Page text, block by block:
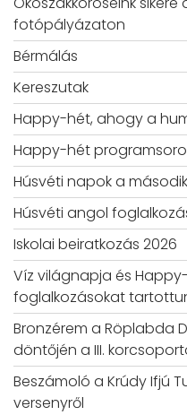
fotópályázaton
Bérmálás
Kereszutak
Happy-hét, ahogy a
Happy-hét
Húsvéti napok a
Húsvéti angol
Iskolai beiratkozás 2026
Víz világnapja és
foglalkozásokat
Bronzérem a Röplabda
döntőjén a III.
Beszámoló a Krúdy Ifjú
versenyről